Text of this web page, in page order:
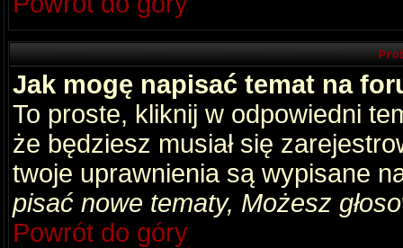
Jak mogę napisać temat na
To proste, kliknij w odpowiedni
że będziesz musiał się
twoje uprawnienia są wypisane
pisać nowe tematy, Możesz
Powrót do góry